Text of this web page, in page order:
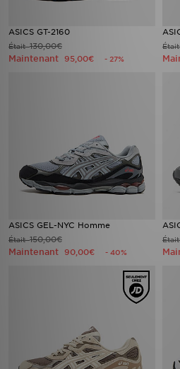
ASICS GT-2160
Était130,00€
Maintenant 95,00€ - 27%
ASICS GEL-NYC Homme
Était150,00€
Maintenant 90,00€ - 40%